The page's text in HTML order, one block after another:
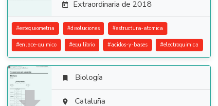
 Extraordinaria de 2018
#estequiometria #disoluciones #estructura-atomica
#enlace-quimico #equilibrio #acidos-y-bases #electroquimica
 Biología
 Cataluña